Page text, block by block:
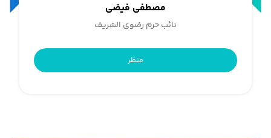
مصطفى فیضی
نائب حرم رضوی الشریف
منظر